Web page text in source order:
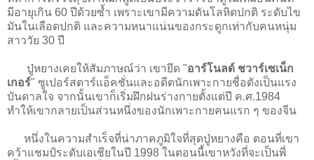
มีอายุเกิน 60 ปีด้วยซ้ำ เพราะเขามีความดันโลหิตปกติ ระดับไข
มันในเลือดปกติ และความหนาแน่นของกระดูกเท่ากับคนหนุ่ม
สาววัย 30 ปี
ปู่หยางเคยให้สัมภาษณ์ว่า เขายึด "อาร์โนลด์ ชวาร์เซเน็ก
เกอร์" ซูเปอร์สตาร์แอ็คชั่นและอดีตนักเพาะกายชื่อดังเป็นแรง
บันดาลใจ จากนั้นเขาก็เริ่มฝึกฝนร่างกายตั้งแต่ปี ค.ศ.1984
ทำให้เขากลายเป็นส่วนหนึ่งของนักเพาะกายคนแรก ๆ ของจีน
หนึ่งในความสำเร็จที่น่าภาคภูมิใจที่สุดปู่หยางคือ ตอนที่เขา
คว้าแชมป์ระดับเอเชียในปี 1998 ในตอนนี้เขาหวังที่จะเป็นพี่